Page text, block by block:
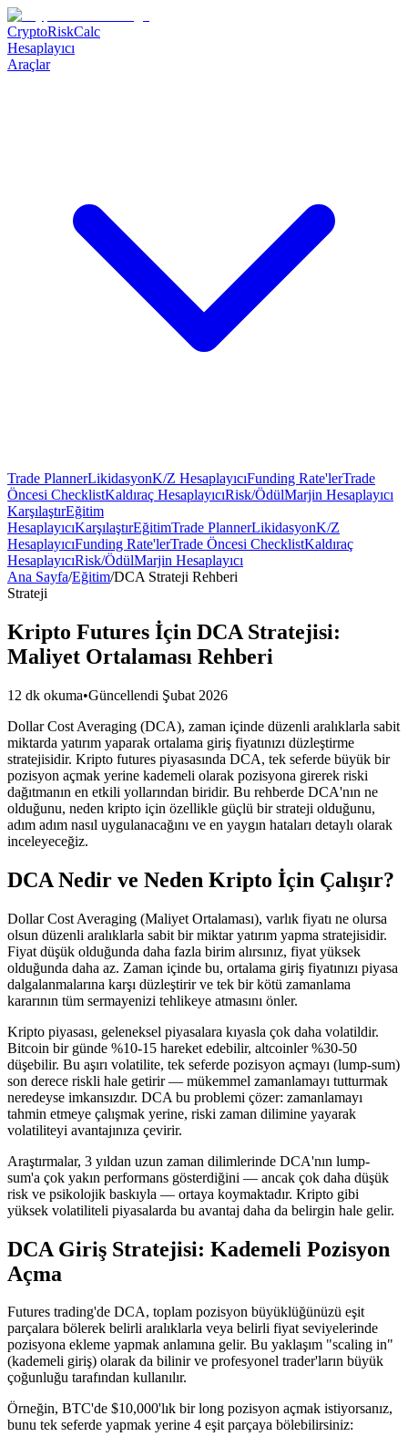
CryptoRiskCalc
Hesaplayıcı
Araçlar
Trade PlannerLikidasyonK/Z HesaplayıcıFunding Rate'lerTrade
Öncesi ChecklistKaldıraç HesaplayıcıRisk/ÖdülMarjin Hesaplayıcı
KarşılaştırEğitim
HesaplayıcıKarşılaştırEğitimTrade PlannerLikidasyonK/Z
HesaplayıcıFunding Rate'lerTrade Öncesi ChecklistKaldıraç
HesaplayıcıRisk/ÖdülMarjin Hesaplayıcı
Ana Sayfa/Eğitim/DCA Strateji Rehberi
Strateji
Kripto Futures İçin DCA Stratejisi:
Maliyet Ortalaması Rehberi
12 dk okuma•Güncellendi Şubat 2026
Dollar Cost Averaging (DCA), zaman içinde düzenli aralıklarla sabit
miktarda yatırım yaparak ortalama giriş fiyatınızı düzleştirme
stratejisidir. Kripto futures piyasasında DCA, tek seferde büyük bir
pozisyon açmak yerine kademeli olarak pozisyona girerek riski
dağıtmanın en etkili yollarından biridir. Bu rehberde DCA'nın ne
olduğunu, neden kripto için özellikle güçlü bir strateji olduğunu,
adım adım nasıl uygulanacağını ve en yaygın hataları detaylı olarak
inceleyeceğiz.
DCA Nedir ve Neden Kripto İçin Çalışır?
Dollar Cost Averaging (Maliyet Ortalaması), varlık fiyatı ne olursa
olsun düzenli aralıklarla sabit bir miktar yatırım yapma stratejisidir.
Fiyat düşük olduğunda daha fazla birim alırsınız, fiyat yüksek
olduğunda daha az. Zaman içinde bu, ortalama giriş fiyatınızı piyasa
dalgalanmalarına karşı düzleştirir ve tek bir kötü zamanlama
kararının tüm sermayenizi tehlikeye atmasını önler.
Kripto piyasası, geleneksel piyasalara kıyasla çok daha volatildir.
Bitcoin bir günde %10-15 hareket edebilir, altcoinler %30-50
düşebilir. Bu aşırı volatilite, tek seferde pozisyon açmayı (lump-sum)
son derece riskli hale getirir — mükemmel zamanlamayı tutturmak
neredeyse imkansızdır. DCA bu problemi çözer: zamanlamayı
tahmin etmeye çalışmak yerine, riski zaman dilimine yayarak
volatiliteyi avantajınıza çevirir.
Araştırmalar, 3 yıldan uzun zaman dilimlerinde DCA'nın lump-
sum'a çok yakın performans gösterdiğini — ancak çok daha düşük
risk ve psikolojik baskıyla — ortaya koymaktadır. Kripto gibi
yüksek volatiliteli piyasalarda bu avantaj daha da belirgin hale gelir.
DCA Giriş Stratejisi: Kademeli Pozisyon
Açma
Futures trading'de DCA, toplam pozisyon büyüklüğünüzü eşit
parçalara bölerek belirli aralıklarla veya belirli fiyat seviyelerinde
pozisyona ekleme yapmak anlamına gelir. Bu yaklaşım "scaling in"
(kademeli giriş) olarak da bilinir ve profesyonel trader'ların büyük
çoğunluğu tarafından kullanılır.
Örneğin, BTC'de $10,000'lık bir long pozisyon açmak istiyorsanız,
bunu tek seferde yapmak yerine 4 eşit parçaya bölebilirsiniz: